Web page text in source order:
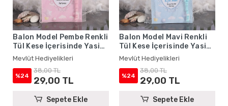
Balon Model Pembe Renkli
Tül Kese İçerisinde Yasin
Kitabı ve Tesbih - Mevlüt
Hediyelikleri
Mevlüt Hediyelikleri
%24
38,00 TL
29,00 TL
Sepete Ekle
Balon Model Mavi Renkli
Tül Kese İçerisinde Yasin
Kitabı ve Tesbih - Mevlüt
Hediyelikleri
Mevlüt Hediyelikleri
%24
38,00 TL
29,00 TL
Sepete Ekle